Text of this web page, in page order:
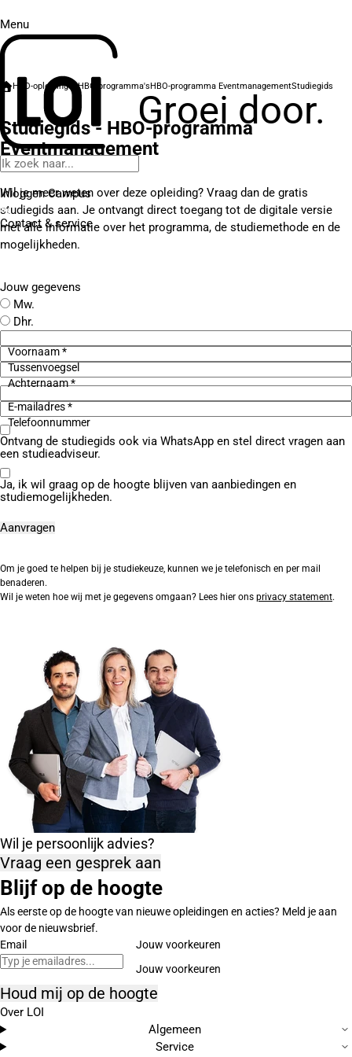
Menu
Groei door.
Inloggen Campus
Contact& service
HBO-opleidingenHBO-programma'sHBO-programma EventmanagementStudiegids
Studiegids - HBO-programma
Eventmanagement
Wil je meer weten over deze opleiding? Vraag dan de gratis
studiegids aan. Je ontvangt direct toegang tot de digitale versie
met alle informatie over het programma, de studiemethode en de
mogelijkheden.
Jouw gegevens
Mw.
Dhr.
Voornaam *
Tussenvoegsel
Achternaam *
E-mailadres *
Telefoonnummer
Ontvang de studiegids ook via WhatsApp en stel direct vragen aan
een studieadviseur.
Ja, ik wil graag op de hoogte blijven van aanbiedingen en
studiemogelijkheden.
Om je goed te helpen bij je studiekeuze, kunnen we je telefonisch en per mail
benaderen.
Wil je weten hoe wij met je gegevens omgaan? Lees hier ons privacy statement.
Wil je persoonlijk advies?
Vraag een gesprek aan
Blijf op de hoogte
Als eerste op de hoogte van nieuwe opleidingen en acties? Meld je aan
voor de nieuwsbrief.
Email
Jouw voorkeuren
Houd mij op de hoogte
Over LOI
Algemeen
Service